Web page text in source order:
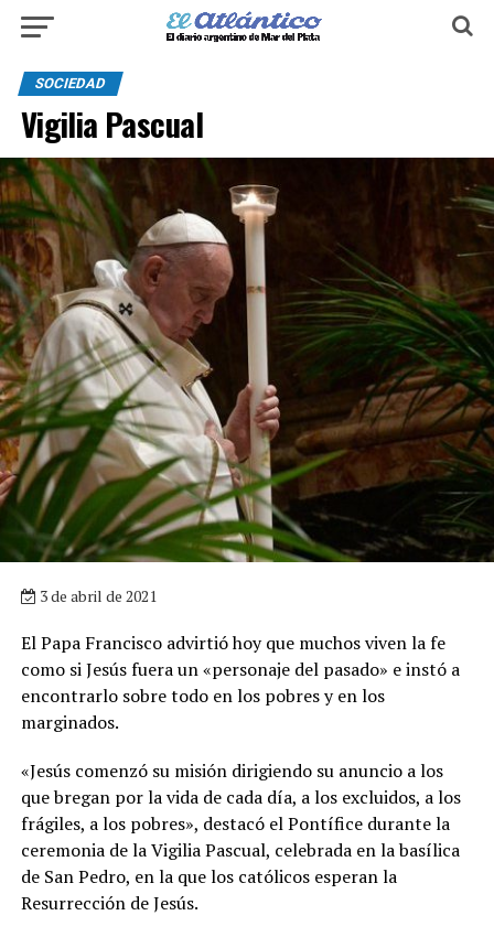
SOCIEDAD
Vigilia Pascual
3 de abril de 2021
El Papa Francisco advirtió hoy que muchos viven la fe
como si Jesús fuera un «personaje del pasado» e instó a
encontrarlo sobre todo en los pobres y en los
marginados.
«Jesús comenzó su misión dirigiendo su anuncio a los
que bregan por la vida de cada día, a los excluidos, a los
frágiles, a los pobres», destacó el Pontífice durante la
ceremonia de la Vigilia Pascual, celebrada en la basílica
de San Pedro, en la que los católicos esperan la
Resurrección de Jesús.